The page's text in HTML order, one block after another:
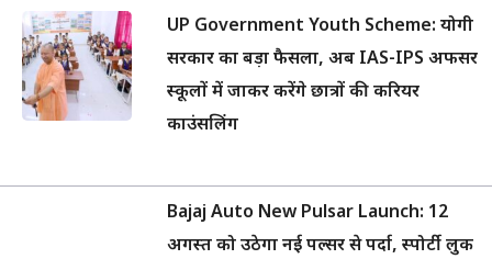
UP Government Youth Scheme: योगी
सरकार का बड़ा फैसला, अब IAS-IPS अफसर
स्कूलों में जाकर करेंगे छात्रों की करियर
काउंसलिंग
Bajaj Auto New Pulsar Launch: 12
अगस्त को उठेगा नई पल्सर से पर्दा, स्पोर्टी लुक